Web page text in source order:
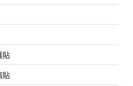
貼
貼